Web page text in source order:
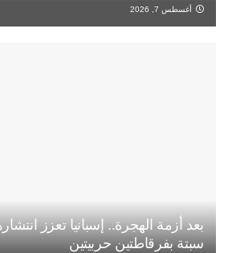
أغسطس 7, 2026
بعد أزمة الهجرة.. إسبانيا تعزز
سبتة بفرقاطتين حربيتين